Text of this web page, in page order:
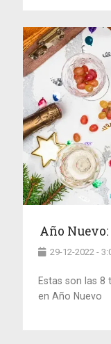
Año Nuevo:
29-12-2022 -
Estas son las 8
en Año Nuevo